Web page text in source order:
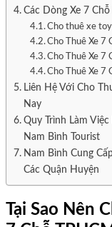
Các Dòng Xe 7
Cho thuê xe
Cho Thuê Xe 7
Cho Thuê Xe 7
Cho Thuê Xe 7
Liên Hệ Với Cho
Nay
Quy Trình Làm
Nam Bình Tourist
Nam Bình Cung
Các Quận Huyện
Tại Sao Nên